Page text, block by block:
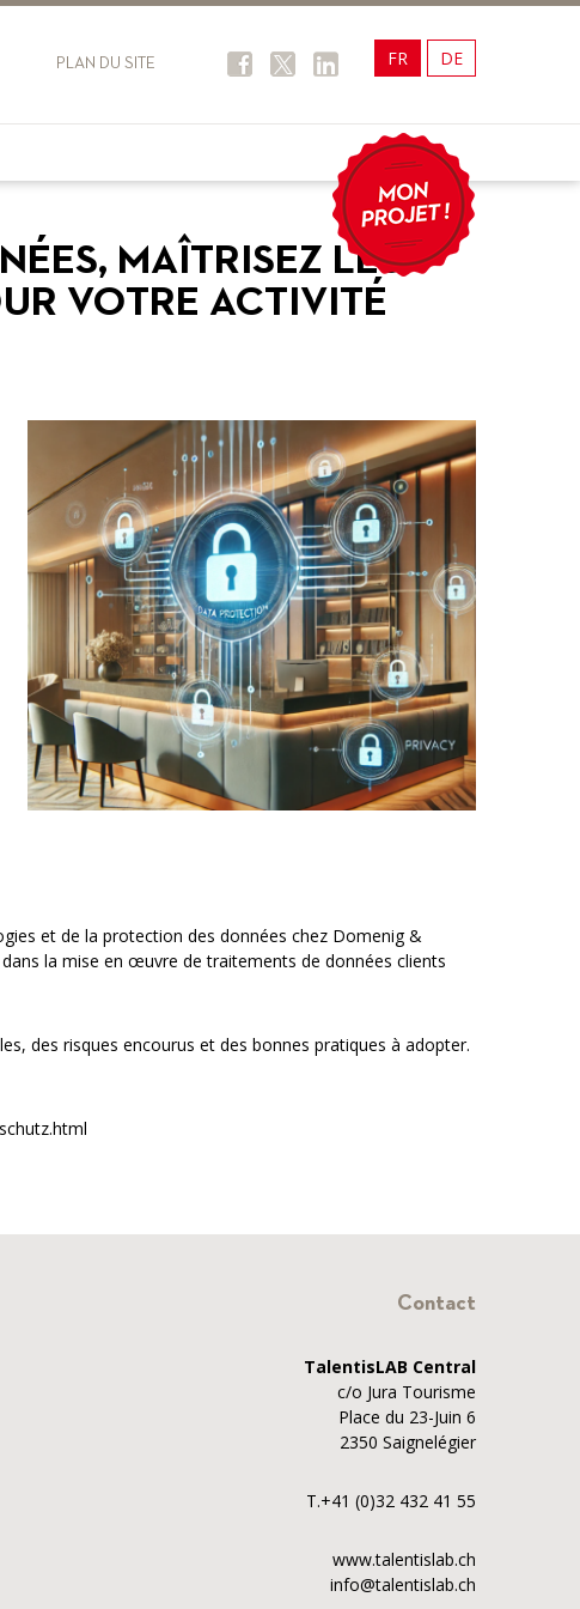
FR DE
PLAN DU SITE
MAÎTRISEZ LES
VOTRE ACTIVITÉ
et de la protection des données chez Domenig &
la mise en œuvre de traitements de données clients
des risques encourus et des bonnes pratiques à adopter.
Contact
TalentisLAB Central
c/o Jura Tourisme
Place du 23-Juin 6
2350 Saignelégier
T.+41 (0)32 432 41 55
www.talentislab.ch
info@talentislab.ch